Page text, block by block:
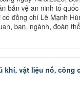
bản vệ an ninh tổ
đồng chí Lê Mạnh
ban, ngành, đoàn
khí, vật liệu nổ, công